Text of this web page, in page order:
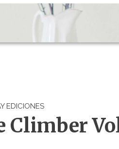
EDICIONES
Climber